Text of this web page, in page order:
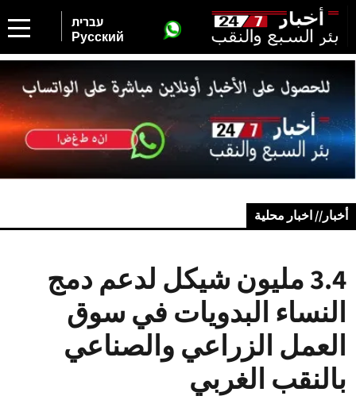
עברית
Русский
أخبار// اخبار محلية
3.4 مليون شيكل لدعم دمج
النساء البدويات في سوق
العمل الزراعي والصناعي
بالنقب الغربي